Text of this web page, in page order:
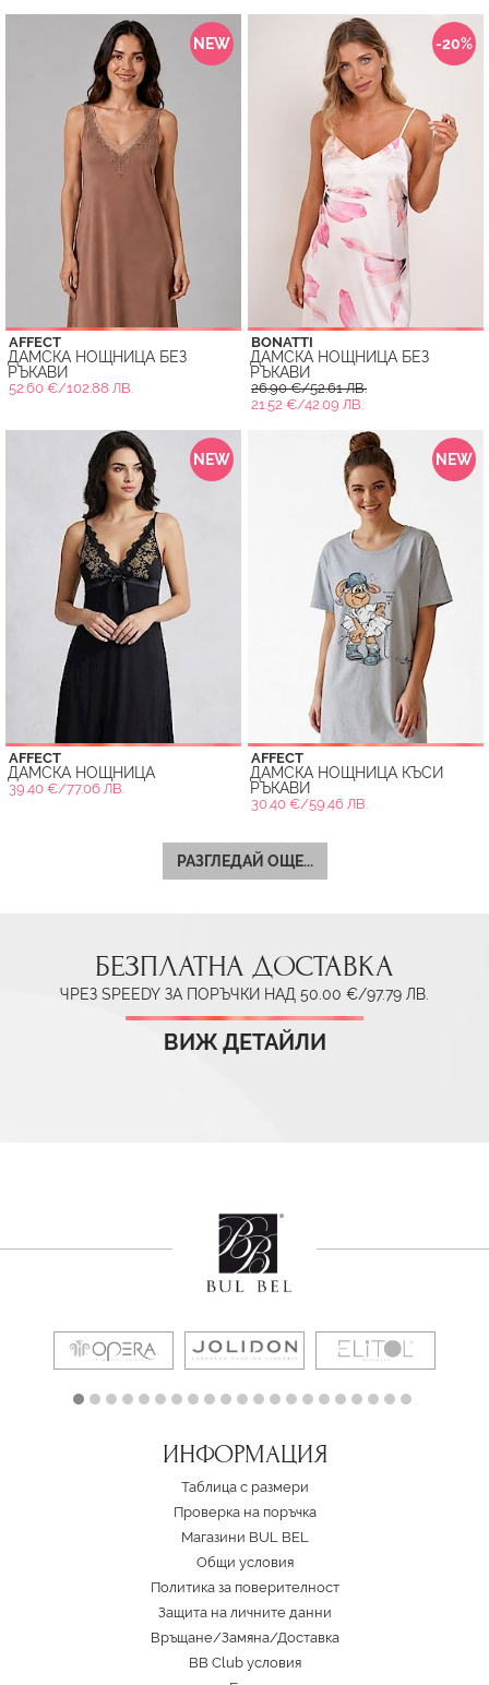
NEW
AFFECT
ДАМСКА НОЩНИЦА БЕЗ
РЪКАВИ
52.60 €/102.88 ЛВ.
-20%
BONATTI
ДАМСКА НОЩНИЦА БЕЗ
РЪКАВИ
26.90 €/52.61 ЛВ.
21.52 €/42.09 ЛВ.
NEW
AFFECT
ДАМСКА НОЩНИЦА
39.40 €/77.06 ЛВ.
NEW
AFFECT
ДАМСКА НОЩНИЦА КЪСИ
РЪКАВИ
30.40 €/59.46 ЛВ.
РАЗГЛЕДАЙ ОЩЕ...
БЕЗПЛАТНА ДОСТАВКА
ЧРЕЗ SPEEDY ЗА ПОРЪЧКИ НАД 50.00 €/97.79 ЛВ.
ВИЖ ДЕТАЙЛИ
ИНФОРМАЦИЯ
Таблица с размери
Проверка на поръчка
Магазини BUL BEL
Oбщи условия
Политика за поверителност
Защита на личните данни
Връщане/Замяна/Доставка
BB Club условия